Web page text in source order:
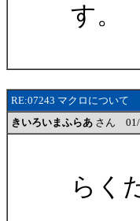
す。
RE:07243 マクロについて
きいろいまふらあ さん 01/
らく